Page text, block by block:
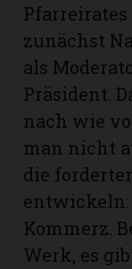
Pfarreirates
zunächst
als
Präsident.
nach wie
man nicht
die
entwickeln:
Kommerz.
Werk, es